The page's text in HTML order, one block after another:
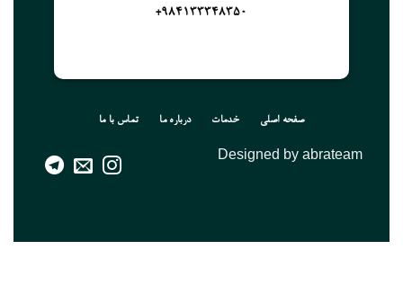
۹۸۴۱۳۳۳۴۸۳۵۰+
Designed by abrateam
صفحه اصلی خدمات درباره ما تماس با ما